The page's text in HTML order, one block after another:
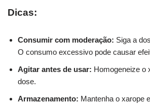
Dicas:
Consumir com moderação: Siga a
O consumo excessivo pode causar
Agitar antes de usar: Homogeneize o
dose.
Armazenamento: Mantenha o xarope